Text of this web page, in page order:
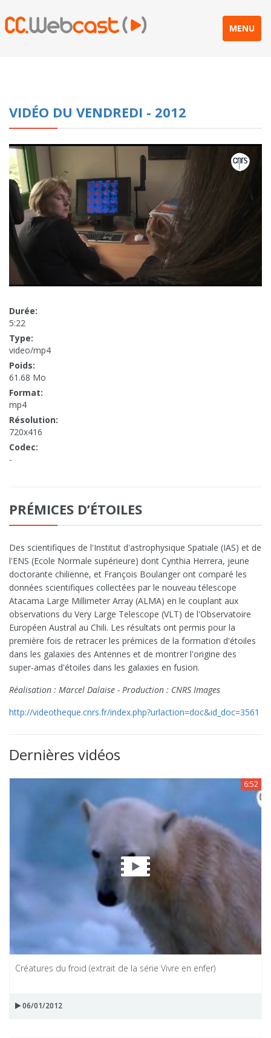
MENU
VIDÉO DU VENDREDI - 2012
Durée:
5:22
Type:
video/mp4
Poids:
61.68 Mo
Format:
mp4
Résolution:
720x416
Codec:
-
PRÉMICES D’ÉTOILES
Des scientifiques de l'Institut d'astrophysique Spatiale (IAS) et de
l'ENS (Ecole Normale supérieure) dont Cynthia Herrera, jeune
doctorante chilienne, et François Boulanger ont comparé les
données scientifiques collectées par le nouveau télescope
Atacama Large Millimeter Array (ALMA) en le couplant aux
observations du Very Large Telescope (VLT) de l'Observatoire
Européen Austral au Chili. Les résultats ont permis pour la
première fois de retracer les prémices de la formation d'étoiles
dans les galaxies des Antennes et de montrer l'origine des
super-amas d'étoiles dans les galaxies en fusion.
Réalisation : Marcel Dalaise - Production : CNRS Images
http://videotheque.cnrs.fr/index.php?urlaction=doc&id_doc=3561
Dernières vidéos
6:52
Créatures du froid (extrait de la série Vivre en enfer)
06/01/2012